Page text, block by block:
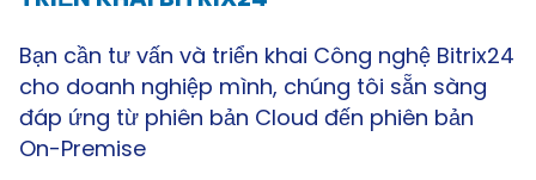
Bạn cần tư vấn và triển khai Công nghệ Bitrix24
cho doanh nghiệp mình, chúng tôi sẵn sàng
đáp ứng từ phiên bản Cloud đến phiên bản
On-Premise